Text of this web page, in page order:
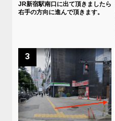
JR新宿駅南口に出て頂きましたら
右手の方向に進んで頂きます。
3